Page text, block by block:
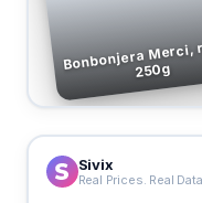
Bonbonjera Merci,
250g
Sivix
Real Prices. Real Data